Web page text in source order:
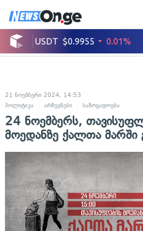
21 ნოემბერი 2024, 14:53
პოლიტიკა
არჩევნები საზოგადოება
24 ნოემბერს,
მოედანზე ქალთა მარში